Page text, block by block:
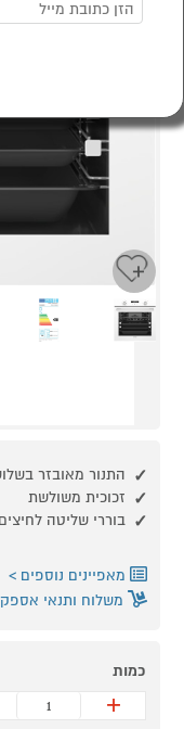
התנור מאובזר
זכוכית משולשת
בוררי שליטה לחיצים PIPO
מאפיינים נוספים
משלוח ותנאי
כמות
+